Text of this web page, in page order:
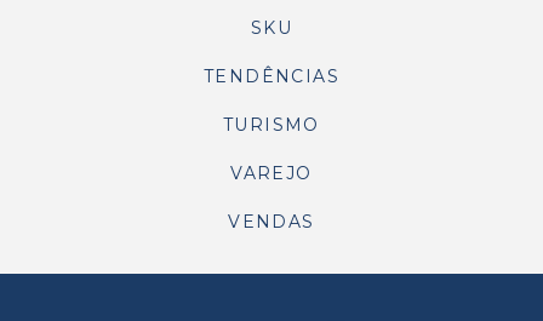
SKU
TENDÊNCIAS
TURISMO
VAREJO
VENDAS